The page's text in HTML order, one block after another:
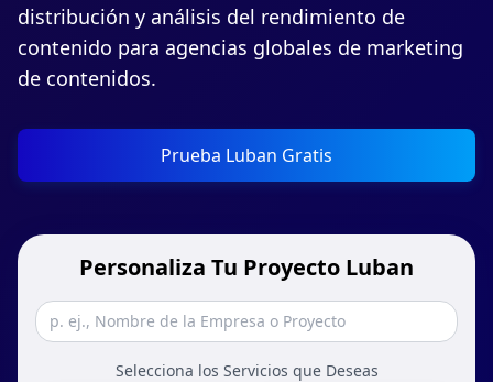
distribución y análisis del rendimiento de
contenido para agencias globales de marketing
de contenidos.
Prueba Luban Gratis
Personaliza Tu Proyecto Luban
Selecciona los Servicios que Deseas